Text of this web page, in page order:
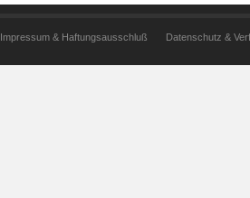
Impressum & Haftungsausschluß Datenschutz &